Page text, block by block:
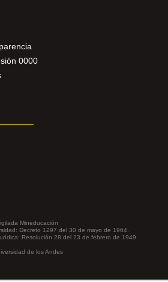
0000
Mineducación
Decreto 1297 del 30 de mayo de 1964.
Resolución 28 del 23 de febrero de 1949
de los Andes